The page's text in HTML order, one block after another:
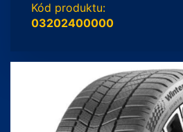
Kód produktu:
03202400000